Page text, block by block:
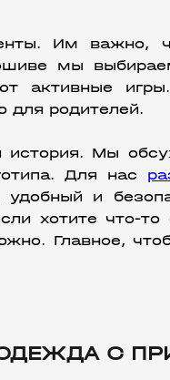
Им важно,
мы
активные
для родителей.
история. Мы
Для нас
и
хотите что-
Главное,
С